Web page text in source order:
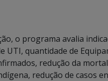
o programa avalia
UTI, quantidade de
redução da
redução de casos